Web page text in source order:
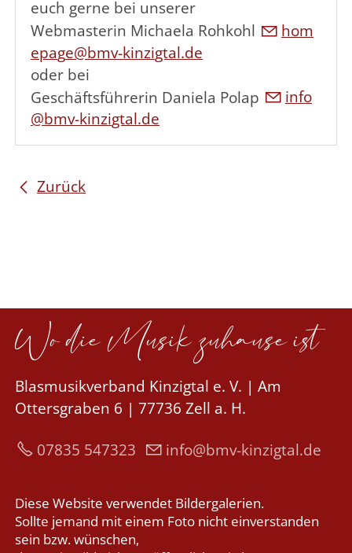
euch gerne bei unserer
Webmasterin Michaela Rohkohl
h m
p g bmv-k nz gt l d
oder bei
Geschäftsführerin Daniela Polap
nf
bmv-k nz gt l d
Zurück
Wo die Musik zuhause ist
Blasmusikverband Kinzigtal e. V. | Am
Ottersgraben 6 | 77736 Zell a. H.
07835 547323 nf bmv-k nz gt l d
Diese Website verwendet Bildergalerien.
Sollte jemand mit einem Foto nicht einverstanden
sein bzw. wünschen,